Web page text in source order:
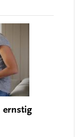
ernstig